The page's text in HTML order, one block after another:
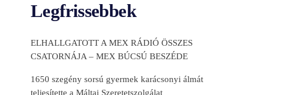
Legfrissebbek
ELHALLGATOTT A MEX RÁDIÓ ÖSSZES
CSATORNÁJA – MEX BÚCSÚ BESZÉDE
1650 szegény sorsú gyermek karácsonyi álmát
teljesítette a Máltai Szeretetszolgálat